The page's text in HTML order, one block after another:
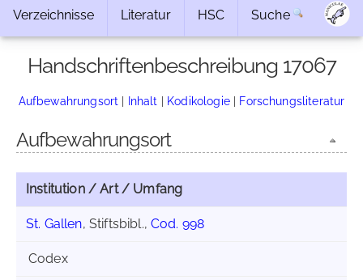
Verzeichnisse Literatur HSC Suche
Handschriftenbeschreibung 17067
Aufbewahrungsort | Inhalt | Kodikologie| Forschungsliteratur
Aufbewahrungsort
Institution / Art / Umfang
St. Gallen, Stiftsbibl.,Cod. 998
Codex